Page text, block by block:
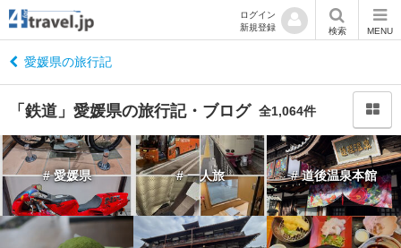
ログイン
新規登録
検索 MENU
愛媛県の旅行記
「鉄道」愛媛県の旅行記・ブログ 全1,064件
# 愛媛県 # 一人旅 # 道後温泉本館
四
へ
戻